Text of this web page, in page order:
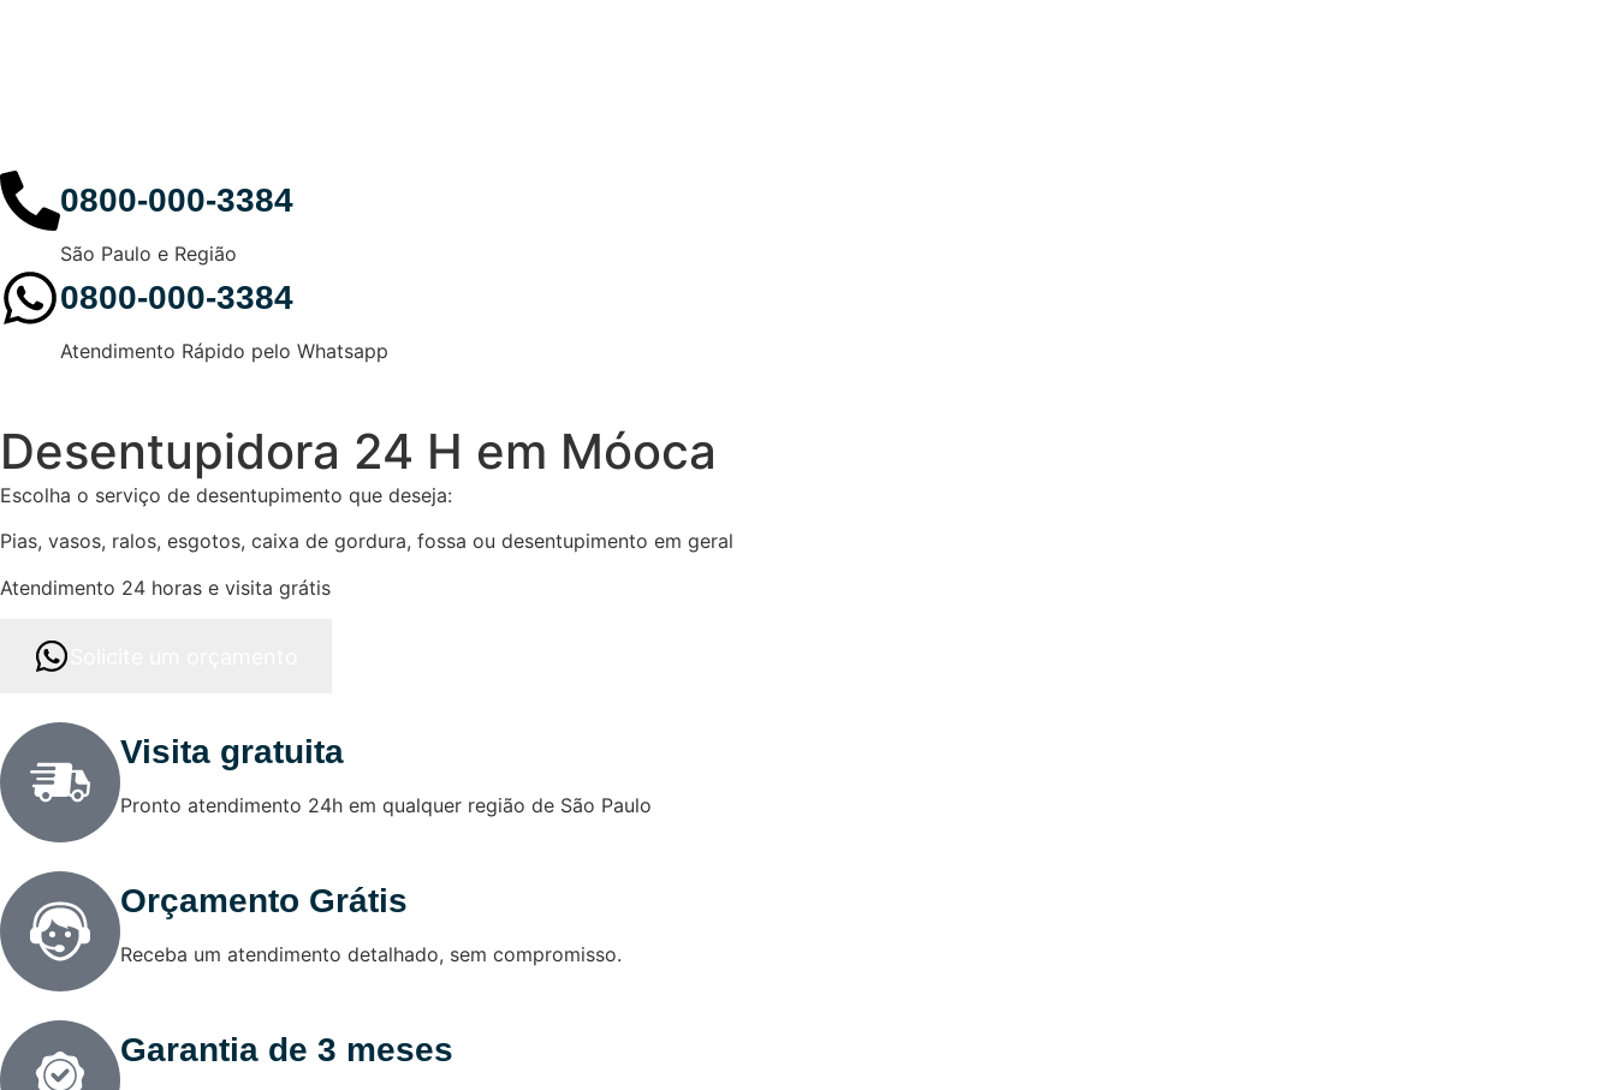
0800-000-3384
São Paulo e Região
0800-000-3384
Atendimento Rápido pelo Whatsapp
Desentupidora 24 H em Móoca
Escolha o serviço de desentupimento que deseja:
Pias, vasos, ralos, esgotos, caixa de gordura, fossa ou desentupimento em geral
Atendimento 24 horas e visita grátis
Visita gratuita
Pronto atendimento 24h em qualquer região de São Paulo
Orçamento Grátis
Receba um atendimento detalhado, sem compromisso.
Garantia de 3 meses